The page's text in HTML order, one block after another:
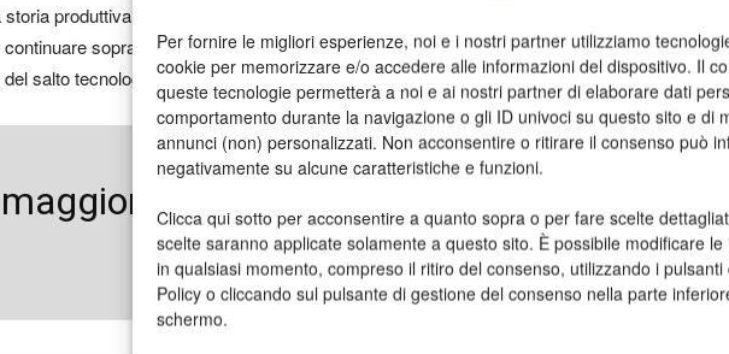
Per fornire le migliori esperienze, noi e i nostri partner utilizziamo
cookie per memorizzare e/o accedere alle informazioni del dispositivo. Il
queste tecnologie permetterà a noi e ai nostri partner di elaborare dati
comportamento durante la navigazione o gli ID univoci su questo sito e di
annunci (non) personalizzati. Non acconsentire o ritirare il consenso può
negativamente su alcune caratteristiche e funzioni.
Clicca qui sotto per acconsentire a quanto sopra o per fare scelte
scelte saranno applicate solamente a questo sito. È possibile modificare le
in qualsiasi momento, compreso il ritiro del consenso, utilizzando i pulsanti
Policy o cliccando sul pulsante di gestione del consenso nella parte
schermo.
produttiva e culturale del territorio. Una storia che si trasmette tra generazioni
soprattutto in un’epoca come l’attuale in cui la memoria del passato rischia
salto tecnologico e la connessione permanente.
informazioni